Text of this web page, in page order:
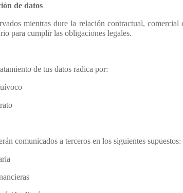
de datos
mientras dure la relación contractual,
para cumplir las obligaciones legales.
de tus datos radica por:
comunicados a terceros en los siguientes supuestos: